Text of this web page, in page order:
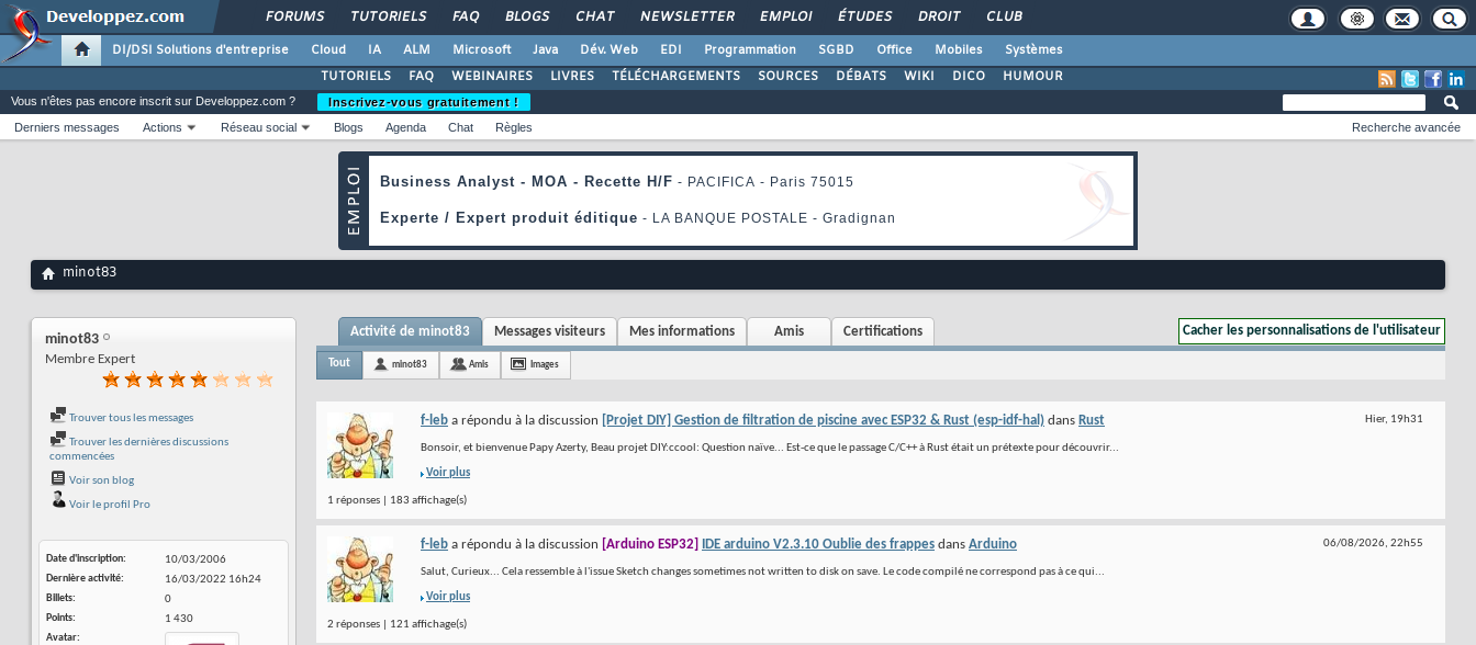
FORUMS TUTORIELS FAQ BLOGS CHAT NEWSLETTER EMPLOI ÉTUDES DROIT CLUB
DI/DSI Solutions d'entreprise Cloud IA ALM Microsoft Java Dév. Web EDI Programmation SGBD Office Mobiles
Systèmes
TUTORIELS
FAQ WEBINAIRES LIVRES TÉLÉCHARGEMENTS SOURCES DÉBATS WIKI DICO HUMOUR
Vous n'êtes pas encore inscrit sur Developpez.com ?
Inscrivez-vous gratuitement !
Derniers messages
Actions Réseau social Blogs Agenda Chat Règles Recherche avancée
minot83
minot83
Membre Expert
Trouver tous les messages
Trouver les dernières discussions
commencées
Voir son blog
Voir le profil Pro
Date d'inscription
10/03/2006
Dernière activité
16/03/2022 16h24
Billets
0
Points
1 430
Avatar
Activité de minot83 Messages visiteurs Mes informations Amis Certifications
Tout minot83 Amis Images
Hier, 19h31
f-leb a répondu à la discussion [Projet DIY] Gestion de filtration de piscine avec ESP32 & Rust (esp-idf-hal) dans Rust
Bonsoir, et bienvenue Papy Azerty, Beau projet DIY:ccool: Question naïve... Est-ce que le passage C/C++ à Rust était un prétexte pour découvrir...
Voir plus
1 réponses | 183 affichage(s)
06/08/2026, 22h55
f-leb a répondu à la discussion [Arduino ESP32] IDE arduino V2.3.10 Oublie des frappes dans Arduino
Salut, Curieux... Cela ressemble à l'issue Sketch changes sometimes not written to disk on save. Le code compilé ne correspond pas à ce qui...
Voir plus
2 réponses | 121 affichage(s)